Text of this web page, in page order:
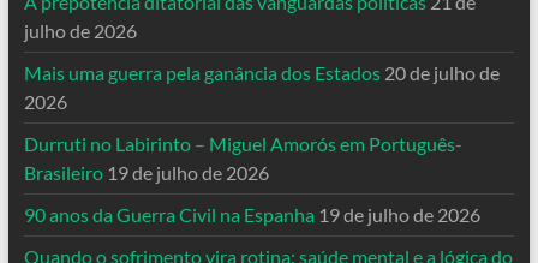
julho de 2026
Mais uma guerra pela ganância dos Estados 20 de julho de
2026
Durruti no Labirinto – Miguel Amorós em Português-
Brasileiro 19 de julho de 2026
90 anos da Guerra Civil na Espanha 19 de julho de 2026
Quando o sofrimento vira rotina: saúde mental e a lógica do